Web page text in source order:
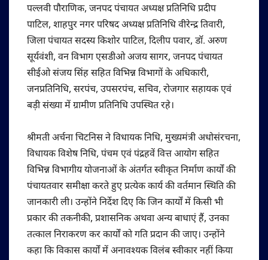
पल्लवी पौराणिक, जनपद पंचायत अध्यक्ष प्रतिनिधि प्रदीप
पाटिल, शाहपुर नगर परिषद अध्यक्ष प्रतिनिधि वीरेन्द्र तिवारी,
जिला पंचायत सदस्य किशोर पाटिल, दिलीप पवार, डॉ. अरुण
सूर्यवंशी, वन विभाग एसडीओ अजय सागर, जनपद पंचायत
सीईओ संजय सिंह सहित विभिन्न विभागों के अधिकारी,
जनप्रतिनिधि, सरपंच, उपसरपंच, सचिव, रोजगार सहायक एवं
बड़ी संख्या में ग्रामीण प्रतिनिधि उपस्थित रहे।
श्रीमती अर्चना चिटनिस ने विधायक निधि, मुख्यमंत्री अधोसंरचना,
विधायक विशेष निधि, पंचम एवं पंद्रहवें वित्त आयोग सहित
विभिन्न विभागीय योजनाओं के अंतर्गत स्वीकृत निर्माण कार्यों की
पंचायतवार समीक्षा करते हुए प्रत्येक कार्य की वर्तमान स्थिति की
जानकारी ली। उन्होंने निर्देश दिए कि जिन कार्यों में किसी भी
प्रकार की तकनीकी, प्रशासनिक अथवा अन्य बाधाएं हैं, उनका
तत्काल निराकरण कर कार्यों को गति प्रदान की जाए। उन्होंने
कहा कि विकास कार्यों में अनावश्यक विलंब स्वीकार नहीं किया